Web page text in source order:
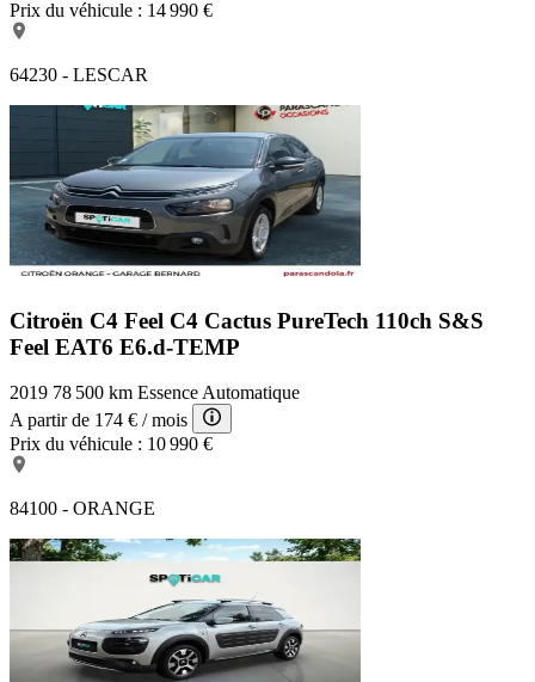
Prix du véhicule : 14 990 €
64230 - LESCAR
Citroën C4 Feel C4 Cactus PureTech 110ch S&S
Feel EAT6 E6.d-TEMP
2019 78 500 km Essence Automatique
A partir de 174 € / mois
Prix du véhicule : 10 990 €
84100 - ORANGE